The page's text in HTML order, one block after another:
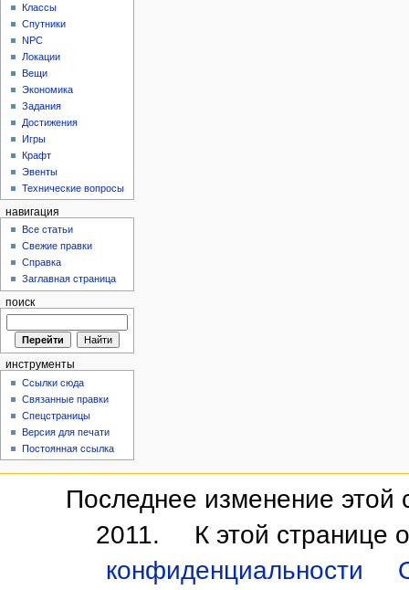
Классы
Спутники
NPC
Локации
Вещи
Экономика
Задания
Достижения
Игры
Крафт
Эвенты
Технические вопросы
навигация
Все статьи
Свежие правки
Справка
Заглавная страница
поиск
инструменты
Ссылки сюда
Связанные правки
Спецстраницы
Версия для печати
Постоянная ссылка
Последнее изменение
2011.
К этой странице
конфиденциальности